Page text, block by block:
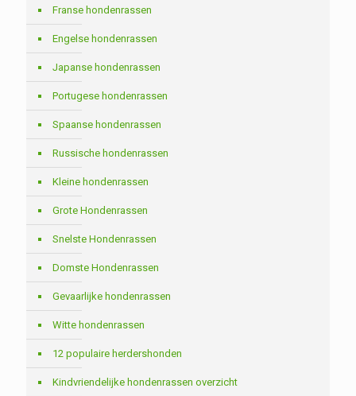
Franse hondenrassen
Engelse hondenrassen
Japanse hondenrassen
Portugese hondenrassen
Spaanse hondenrassen
Russische hondenrassen
Kleine hondenrassen
Grote Hondenrassen
Snelste Hondenrassen
Domste Hondenrassen
Gevaarlijke hondenrassen
Witte hondenrassen
12 populaire herdershonden
Kindvriendelijke hondenrassen overzicht